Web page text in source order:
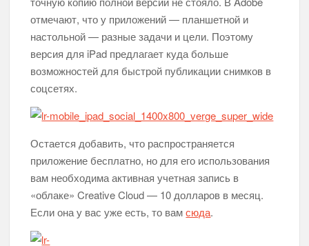
отмечают, что у приложений — планшетной и
настольной — разные задачи и цели. Поэтому
версия для iPad предлагает куда больше
возможностей для быстрой публикации снимков в
соцсетях.
Остается добавить, что распространяется
приложение бесплатно, но для его использования
вам необходима активная учетная запись в
«облаке» Creative Cloud — 10 долларов в месяц.
Если она у вас уже есть, то вамсюда.